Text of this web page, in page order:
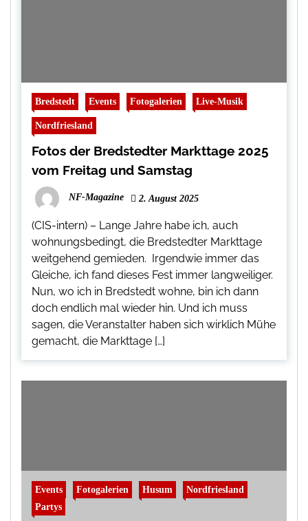
Bredstedt Events Fotogalerien Live-Musik
Nordfriesland
Fotos der Bredstedter Markttage 2025
vom Freitag und Samstag
NF-Magazine 2. August 2025
(CIS-intern) – Lange Jahre habe ich, auch
wohnungsbedingt, die Bredstedter Markttage
weitgehend gemieden. Irgendwie immer das
Gleiche, ich fand dieses Fest immer langweiliger.
Nun, wo ich in Bredstedt wohne, bin ich dann
doch endlich mal wieder hin. Und ich muss
sagen, die Veranstalter haben sich wirklich Mühe
gemacht, die Markttage […]
Events Fotogalerien Husum
Nordfriesland
Partys